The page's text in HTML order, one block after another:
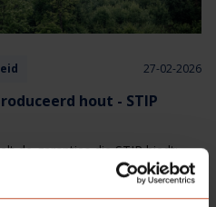
27-02-2026
hout - STIP
de garanties die STIP biedt:
koopt uitsluitend verantwoord
dus niets anders.